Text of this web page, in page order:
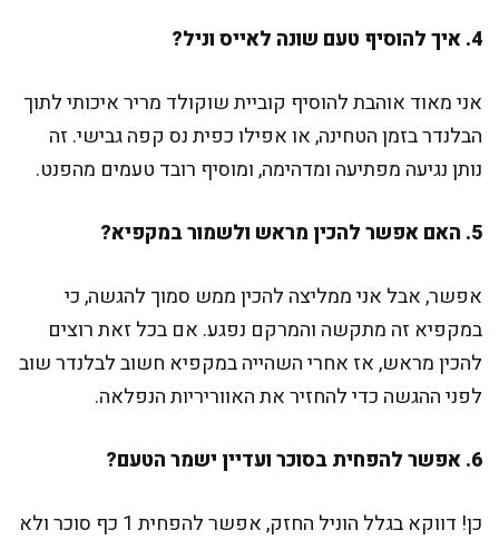
4. איך להוסיף טעם שונה לאייס וניל?
אני מאוד אוהבת להוסיף קוביית שוקולד מריר איכותי לתוך
הבלנדר בזמן הטחינה, או אפילו כפית נס קפה גבישי. זה
נותן נגיעה מפתיעה ומדהימה, ומוסיף רובד טעמים מהפנט.
5. האם אפשר להכין מראש ולשמור במקפיא?
אפשר, אבל אני ממליצה להכין ממש סמוך להגשה, כי
במקפיא זה מתקשה והמרקם נפגע. אם בכל זאת רוצים
להכין מראש, אז אחרי השהייה במקפיא חשוב לבלנדר שוב
לפני ההגשה כדי להחזיר את האווריריות הנפלאה.
6. אפשר להפחית בסוכר ועדיין ישמר הטעם?
כן! דווקא בגלל הוניל החזק, אפשר להפחית 1 כף סוכר ולא